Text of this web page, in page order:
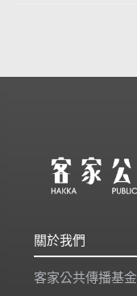
關於我們
客家公共傳播基